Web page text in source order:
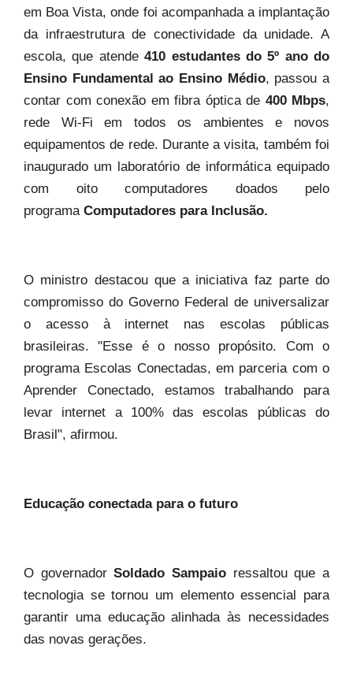
em Boa Vista, onde foi acompanhada a implantação
da infraestrutura de conectividade da unidade. A
escola, que atende410 estudantes do 5º ano do
Ensino Fundamental ao Ensino Médio, passou a
contar com conexão em fibra óptica de 400 Mbps,
rede Wi-Fi em todos os ambientes e novos
equipamentos de rede. Durante a visita, também foi
inaugurado um laboratório de informática equipado
com oito computadores doados pelo
programa Computadores para Inclusão.
O ministro destacou que a iniciativa faz parte do
compromisso do Governo Federal de universalizar
o acesso à internet nas escolas públicas
brasileiras. "Esse é o nosso propósito. Com o
programa Escolas Conectadas, em parceria com o
Aprender Conectado, estamos trabalhando para
levar internet a 100% das escolas públicas do
Brasil", afirmou.
Educação conectada para o futuro
O governadorSoldado Sampaio ressaltou que a
tecnologia se tornou um elemento essencial para
garantir uma educação alinhada às necessidades
das novas gerações.